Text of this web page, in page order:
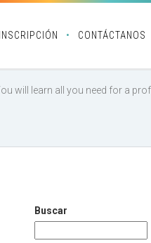
CONTÁCTANOS
will learn all you need for a
Buscar